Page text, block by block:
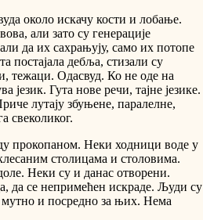
около искачу кости и лобање.
али зато су генерације
да их сахрањују, само их потопе
постајала дебља, стизали су
тежаци. Одасвуд. Ко не оде на
језик. Гута нове речи, тајне језике.
лутају збуњене, паралелне,
свеколиког.
прокопаном. Неки ходници воде у
столицама и столовима.
Неки су и данас отворени.
да се непримећен искраде. Људи су
и посредно за њих. Нема